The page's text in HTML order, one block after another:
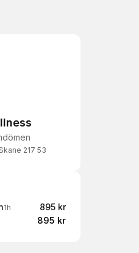
217 53
1h
895 kr
895 kr